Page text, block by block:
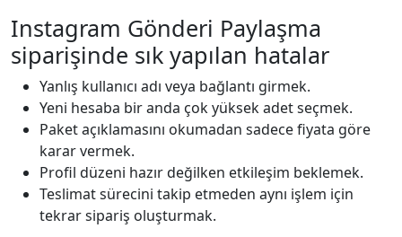
Instagram Gönderi Paylaşma
siparişinde sık yapılan hatalar
Yanlış kullanıcı adı veya bağlantı girmek.
Yeni hesaba bir anda çok yüksek adet seçmek.
Paket açıklamasını okumadan sadece fiyata göre
karar vermek.
Profil düzeni hazır değilken etkileşim beklemek.
Teslimat sürecini takip etmeden aynı işlem için
tekrar sipariş oluşturmak.